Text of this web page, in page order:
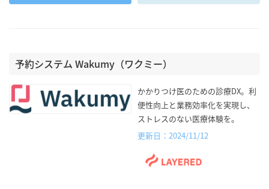
予約システム Wakumy（ワクミー）
かかりつけ医のための診療DX。利
便性向上と業務効率化を実現し、
ストレスのない医療体験を。
更新日：2024/11/12